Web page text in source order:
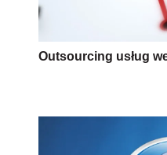
Outsourcing usług